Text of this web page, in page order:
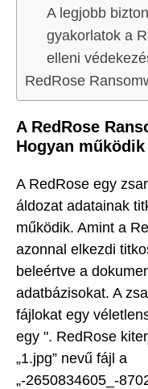
A legjobb
gyakorlatok a
elleni
RedRose
A RedRose
Hogyan működik
A RedRose egy
áldozat adatainak
működik. Amint a
azonnal elkezdi
beleértve a
adatbázisokat. A
fájlokat egy
egy ". RedRose
„1.jpg” nevű fájl a
„-2650834605_-